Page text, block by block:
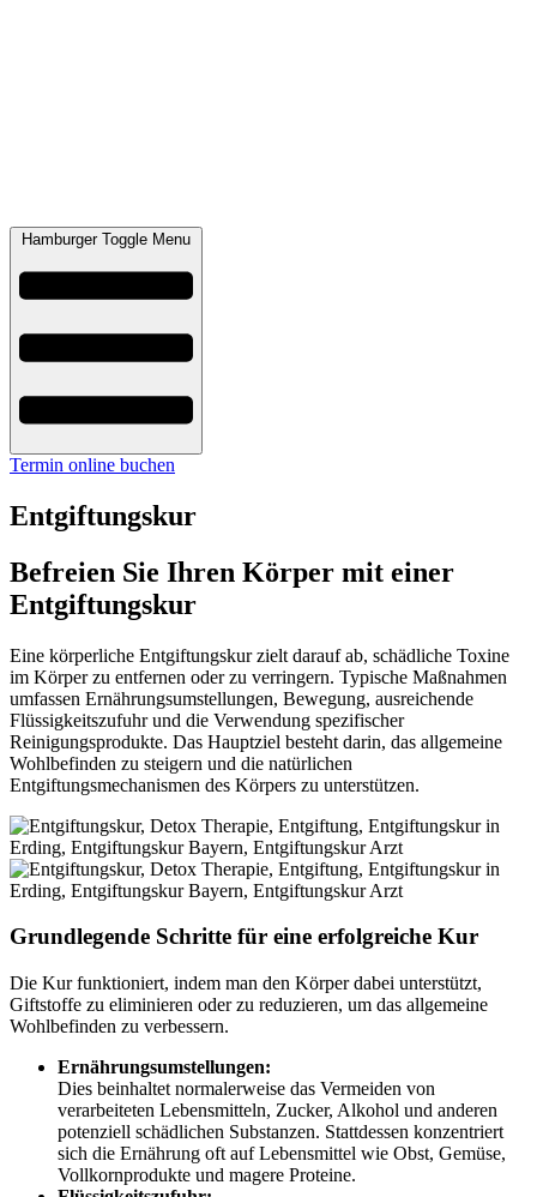
Hamburger Toggle Menu
Termin online buchen
Entgiftungskur
Befreien Sie Ihren Körper mit einer
Entgiftungskur
Eine körperliche Entgiftungskur zielt darauf ab, schädliche Toxine
im Körper zu entfernen oder zu verringern. Typische Maßnahmen
umfassen Ernährungsumstellungen, Bewegung, ausreichende
Flüssigkeitszufuhr und die Verwendung spezifischer
Reinigungsprodukte. Das Hauptziel besteht darin, das allgemeine
Wohlbefinden zu steigern und die natürlichen
Entgiftungsmechanismen des Körpers zu unterstützen.
Grundlegende Schritte für eine erfolgreiche Kur
Die Kur funktioniert, indem man den Körper dabei unterstützt,
Giftstoffe zu eliminieren oder zu reduzieren, um das allgemeine
Wohlbefinden zu verbessern.
Ernährungsumstellungen:
Dies beinhaltet normalerweise das Vermeiden von
verarbeiteten Lebensmitteln, Zucker, Alkohol und anderen
potenziell schädlichen Substanzen. Stattdessen konzentriert
sich die Ernährung oft auf Lebensmittel wie Obst, Gemüse,
Vollkornprodukte und magere Proteine.